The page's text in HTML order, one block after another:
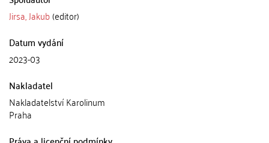
Jirsa, Jakub(editor)
Datum vydání
2023-03
Nakladatel
Nakladatelství Karolinum
Praha